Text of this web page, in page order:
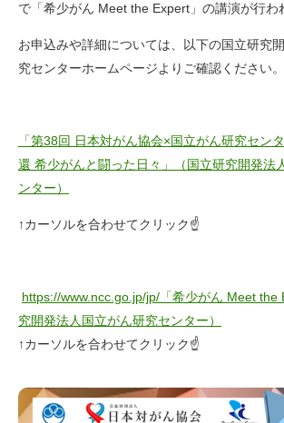
で「希少がん Meet the Expert」の講演が行わ
お申込みや詳細については、以下の国立研究
究センターホームページよりご確認ください。
「第38回 日本対がん協会×国立がん研究セ
還 希少がんと闘った日々」（国立研究開発法
ンター）
↑カーソルを合わせてクリック☝
https://www.ncc.go.jp/jp/ 「希少がん Meet
究開発法人国立がん研究センター）
↑カーソルを合わせてクリック☝